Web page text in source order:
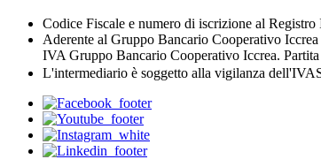
Codice Fiscale e numero di iscrizione al
Aderente al Gruppo Bancario Cooperativo
IVA Gruppo Bancario Cooperativo Iccrea.
L'intermediario è soggetto alla vigilanza